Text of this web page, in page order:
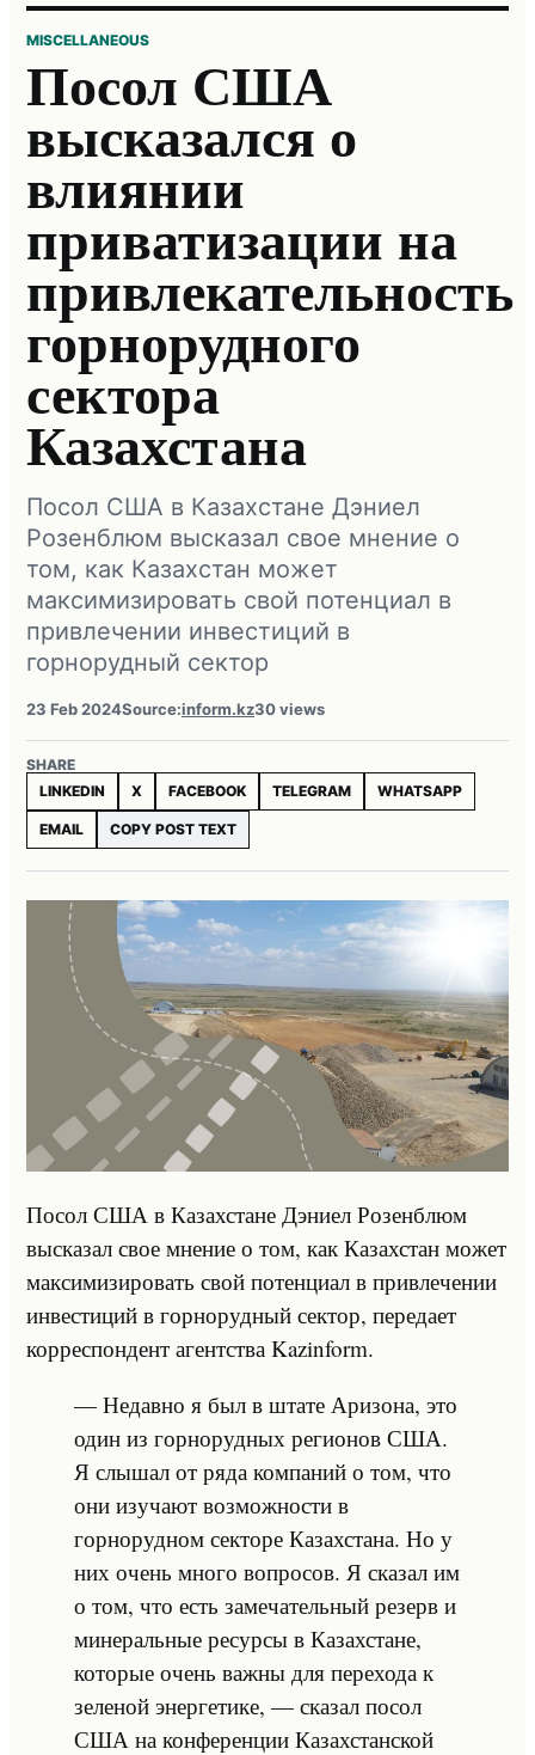
MISCELLANEOUS
Посол США
высказался о
влиянии
приватизации на
привлекательность
горнорудного
сектора
Казахстана
Посол США в Казахстане Дэниел
Розенблюм высказал свое мнение о
том, как Казахстан может
максимизировать свой потенциал в
привлечении инвестиций в
горнорудный сектор
23 Feb 2024Source:inform.kz30 views
SHARE
LINKEDIN
X FACEBOOK TELEGRAM WHATSAPP
EMAIL COPY POST TEXT
Посол США в Казахстане Дэниел Розенблюм
высказал свое мнение о том, как Казахстан может
максимизировать свой потенциал в привлечении
инвестиций в горнорудный сектор, передает
корреспондент агентства Kazinform.
— Недавно я был в штате Аризона, это
один из горнорудных регионов США.
Я слышал от ряда компаний о том, что
они изучают возможности в
горнорудном секторе Казахстана. Но у
них очень много вопросов. Я сказал им
о том, что есть замечательный резерв и
минеральные ресурсы в Казахстане,
которые очень важны для перехода к
зеленой энергетике, — сказал посол
США на конференции Казахстанской